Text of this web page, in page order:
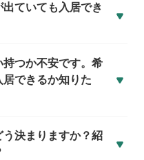
ていても入居でき
つか不安です。希
できるか知りた
決まりますか？紹